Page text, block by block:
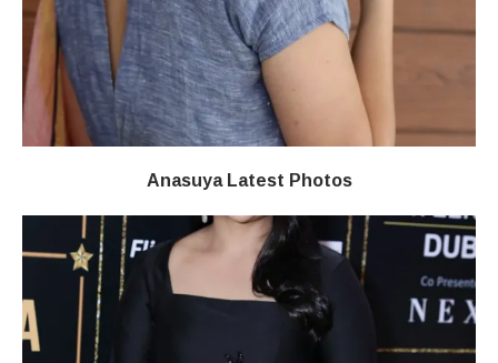
Anasuya Latest Photos